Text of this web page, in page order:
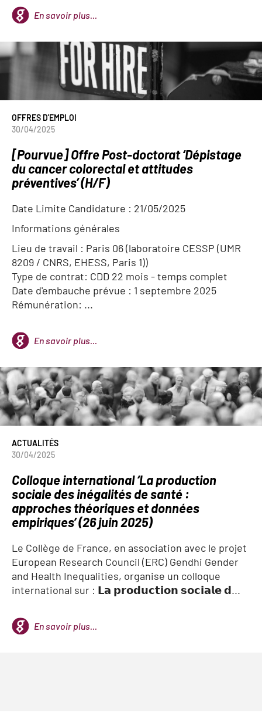
En savoir plus...
OFFRES D'EMPLOI
30/04/2025
[Pourvue] Offre Post-doctorat ‘Dépistage
du cancer colorectal et attitudes
préventives’ (H/F)
Date Limite Candidature : 21/05/2025
Informations générales
Lieu de travail : Paris 06 (laboratoire CESSP (UMR
8209 / CNRS, EHESS, Paris 1))
Type de contrat: CDD 22 mois - temps complet
Date d'embauche prévue : 1 septembre 2025
Rémunération: ...
En savoir plus...
ACTUALITÉS
30/04/2025
Colloque international ‘La production
sociale des inégalités de santé :
approches théoriques et données
empiriques’ (26 juin 2025)
Le Collège de France, en association avec le projet
European Research Council (ERC) Gendhi Gender
and Health Inequalities, organise un colloque
international sur : 𝗟𝗮 𝗽𝗿𝗼𝗱𝘂𝗰𝘁𝗶𝗼𝗻 𝘀𝗼𝗰𝗶𝗮𝗹𝗲 𝗱...
En savoir plus...